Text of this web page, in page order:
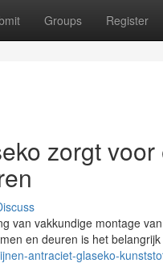
Groups Register
zorgt
van vakkundige montage
en deuren is het
antraciet-glaseko-